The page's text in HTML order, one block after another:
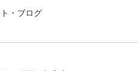
・ブログ